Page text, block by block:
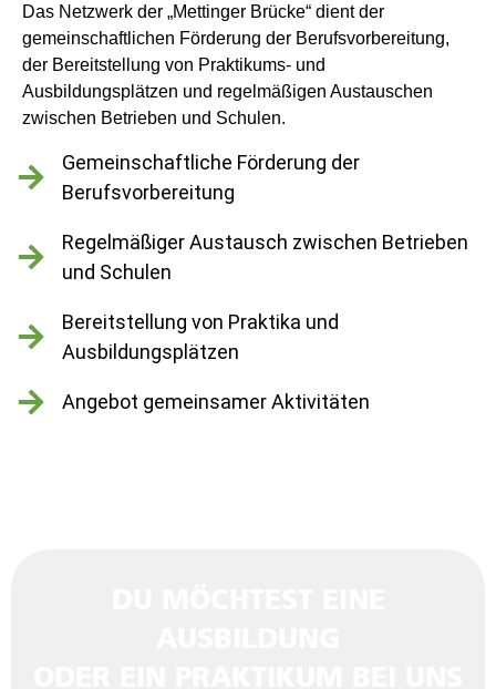
Das Netzwerk der „Mettinger Brücke“ dient der
gemeinschaftlichen Förderung der Berufsvorbereitung,
der Bereitstellung von Praktikums- und
Ausbildungsplätzen und regelmäßigen Austauschen
zwischen Betrieben und Schulen.
Gemeinschaftliche Förderung der
Berufsvorbereitung
Regelmäßiger Austausch zwischen Betrieben
und Schulen
Bereitstellung von Praktika und
Ausbildungsplätzen
Angebot gemeinsamer Aktivitäten